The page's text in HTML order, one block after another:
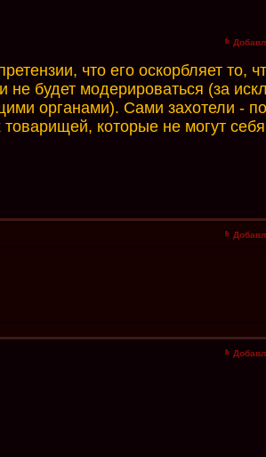
что его оскорбляет то,
не будет модерироваться (за
органами). Сами захотели -
которые не могут себя